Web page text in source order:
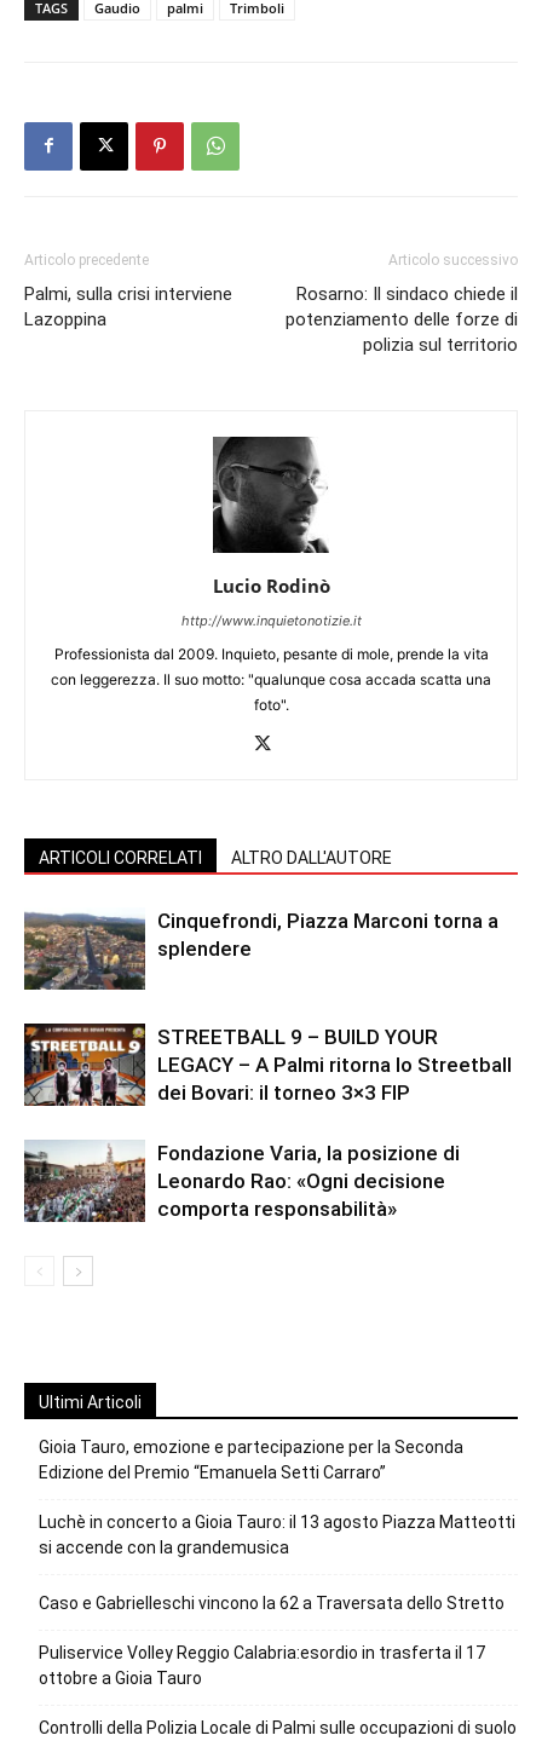
TAGS Gaudio palmi Trimboli
Articolo precedente
Palmi, sulla crisi interviene
Lazoppina
Articolo successivo
Rosarno: Il sindaco chiede il
potenziamento delle forze di
polizia sul territorio
Lucio Rodinò
http://www.inquietonotizie.it
Professionista dal 2009. Inquieto, pesante di mole, prende la vita
con leggerezza. Il suo motto: "qualunque cosa accada scatta una
foto".
ARTICOLI CORRELATI ALTRO DALL'AUTORE
Cinquefrondi, Piazza Marconi torna a
splendere
STREETBALL 9 – BUILD YOUR
LEGACY – A Palmi ritorna lo Streetball
dei Bovari: il torneo 3×3 FIP
Fondazione Varia, la posizione di
Leonardo Rao: «Ogni decisione
comporta responsabilità»
Ultimi Articoli
Gioia Tauro, emozione e partecipazione per la Seconda
Edizione del Premio “Emanuela Setti Carraro”
Luchè in concerto a Gioia Tauro: il 13 agosto Piazza Matteotti
si accende con la grandemusica
Caso e Gabrielleschi vincono la 62 a Traversata dello Stretto
Puliservice Volley Reggio Calabria:esordio in trasferta il 17
ottobre a Gioia Tauro
Controlli della Polizia Locale di Palmi sulle occupazioni di suolo